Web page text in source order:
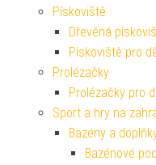
Pískoviště
Dřevěná
Pískoviště pro
Prolézačky
Prolézačky pro
Sport a hry na
Bazény a
Bazénové